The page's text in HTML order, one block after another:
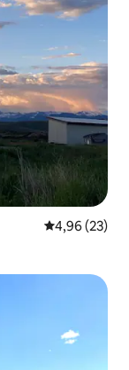
Priemerné
4,96 (23)